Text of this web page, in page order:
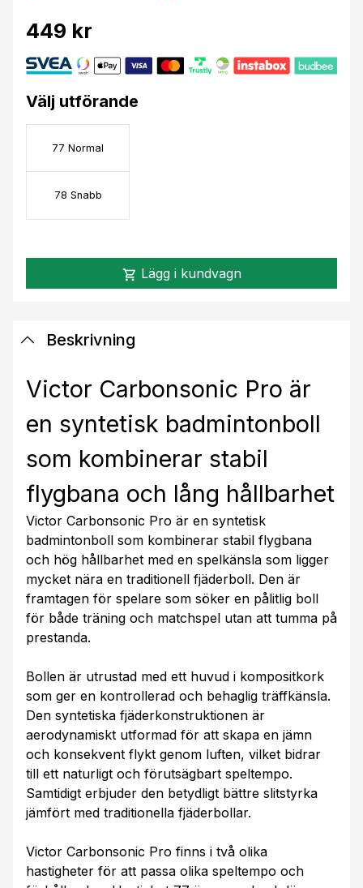
449 kr
Välj utförande
77 Normal
78 Snabb
shopping_cart Lägg i kundvagn
Beskrivning
Victor Carbonsonic Pro är
en syntetisk badmintonboll
som kombinerar stabil
flygbana och lång hållbarhet
Victor Carbonsonic Pro är en syntetisk
badmintonboll som kombinerar stabil flygbana
och hög hållbarhet med en spelkänsla som ligger
mycket nära en traditionell fjäderboll. Den är
framtagen för spelare som söker en pålitlig boll
för både träning och matchspel utan att tumma på
prestanda.
Bollen är utrustad med ett huvud i kompositkork
som ger en kontrollerad och behaglig träffkänsla.
Den syntetiska fjäderkonstruktionen är
aerodynamiskt utformad för att skapa en jämn
och konsekvent flykt genom luften, vilket bidrar
till ett naturligt och förutsägbart speltempo.
Samtidigt erbjuder den betydligt bättre slitstyrka
jämfört med traditionella fjäderbollar.
Victor Carbonsonic Pro finns i två olika
hastigheter för att passa olika speltempo och